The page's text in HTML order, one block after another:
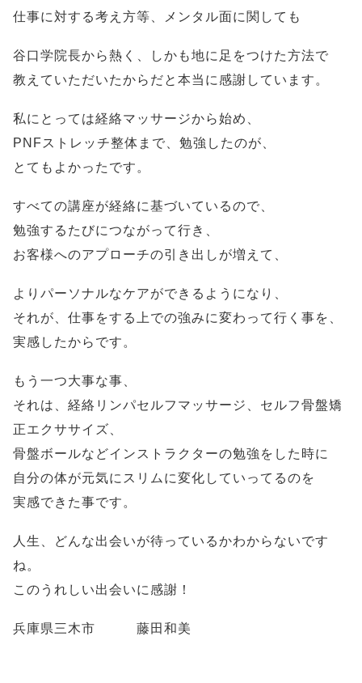
仕事に対する考え方等、メンタル面に関しても
谷口学院長から熱く、しかも地に足をつけた方法で
教えていただいたからだと本当に感謝しています。
私にとっては経絡マッサージから始め、
PNFストレッチ整体まで、勉強したのが、
とてもよかったです。
すべての講座が経絡に基づいているので、
勉強するたびにつながって行き、
お客様へのアプローチの引き出しが増えて、
よりパーソナルなケアができるようになり、
それが、仕事をする上での強みに変わって行く事を、
実感したからです。
もう一つ大事な事、
それは、経絡リンパセルフマッサージ、セルフ骨盤矯
正エクササイズ、
骨盤ボールなどインストラクターの勉強をした時に
自分の体が元気にスリムに変化していってるのを
実感できた事です。
人生、どんな出会いが待っているかわからないです
ね。
このうれしい出会いに感謝！
兵庫県三木市 藤田和美